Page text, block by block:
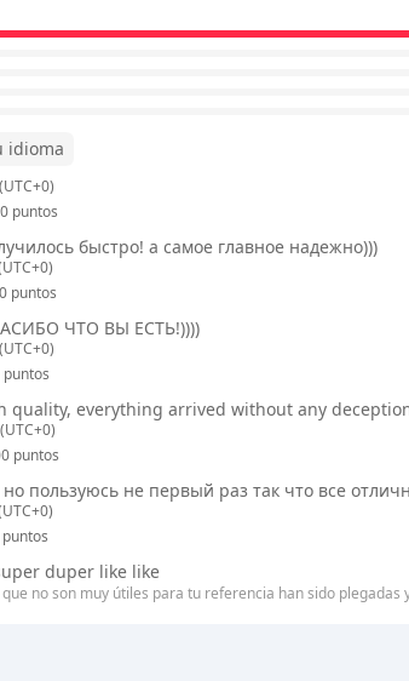
idioma
puntos
быстро! а самое главное надежно)))
puntos
ЧТО ВЫ ЕСТЬ!))))
puntos
quality, everything arrived without any
puntos
пользуюсь не первый раз так что все
puntos
duper like like
no son muy útiles para tu referencia han sido plegadas